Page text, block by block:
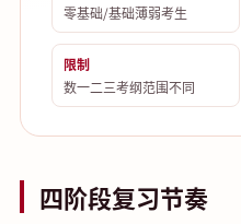
零基础/基础薄弱考生
限制
数一二三考纲范围不同
四阶段复习节奏